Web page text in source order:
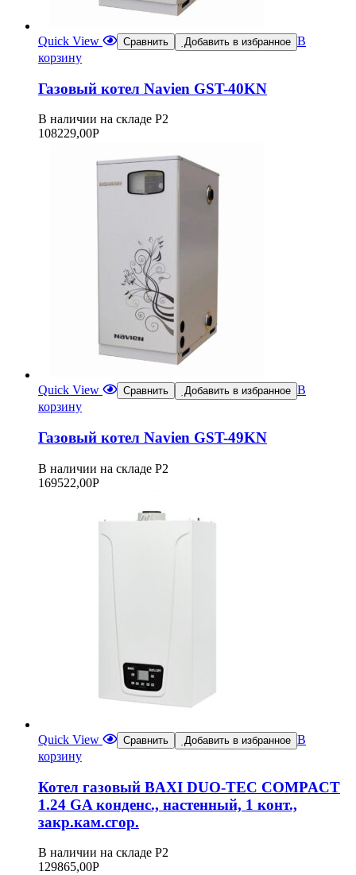
Quick View Сравнить Добавить в избранное В
корзину
Газовый котел Navien GST-40KN
В наличии на складе Р2
108229,00Р
Quick View Сравнить Добавить в избранное В
корзину
Газовый котел Navien GST-49KN
В наличии на складе Р2
169522,00Р
Quick View Сравнить Добавить в избранное В
корзину
Котел газовый BAXI DUO-TEC COMPACT
1.24 GA конденс., настенный, 1 конт.,
закр.кам.сгор.
В наличии на складе Р2
129865,00Р